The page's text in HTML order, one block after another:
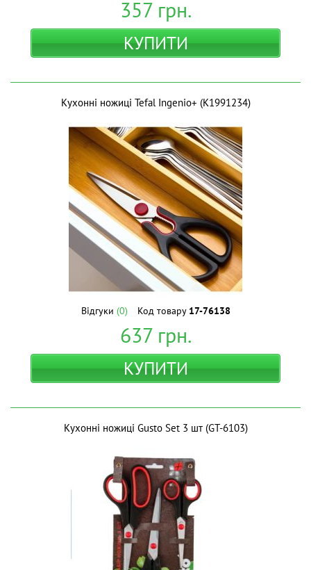
357грн.
КУПИТИ
Кухонні ножиці Tefal Ingenio+ (K1991234)
Відгуки (0) Код товару 17-76138
637грн.
КУПИТИ
Кухонні ножиці Gusto Set 3 шт (GT-6103)